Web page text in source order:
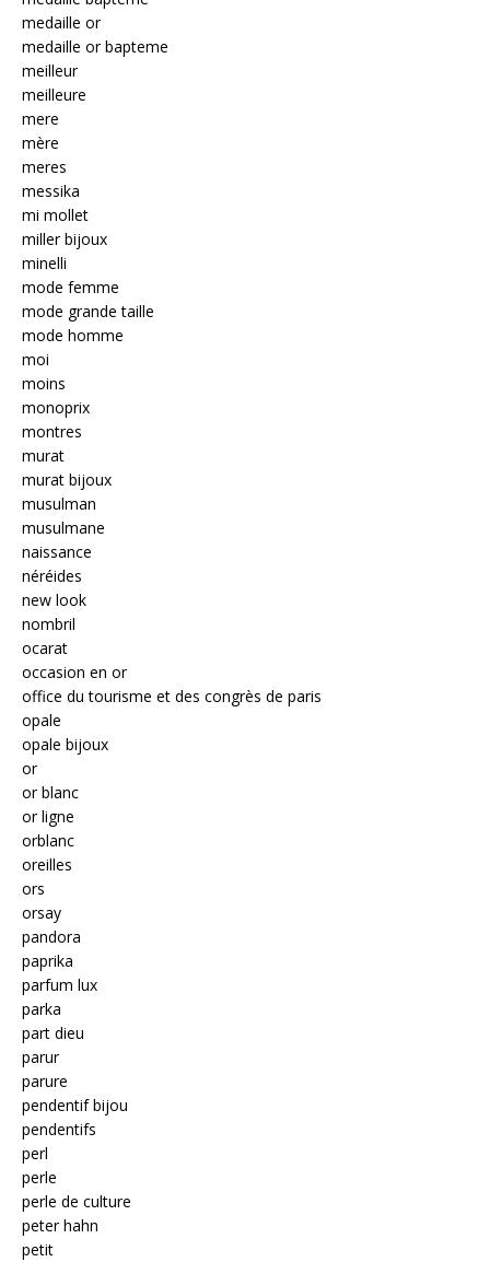
medaille or
medaille or bapteme
meilleur
meilleure
mere
mère
meres
messika
mi mollet
miller bijoux
minelli
mode femme
mode grande taille
mode homme
moi
moins
monoprix
montres
murat
murat bijoux
musulman
musulmane
naissance
néréides
new look
nombril
ocarat
occasion en or
office du tourisme et des congrès de paris
opale
opale bijoux
or
or blanc
or ligne
orblanc
oreilles
ors
orsay
pandora
paprika
parfum lux
parka
part dieu
parur
parure
pendentif bijou
pendentifs
perl
perle
perle de culture
peter hahn
petit